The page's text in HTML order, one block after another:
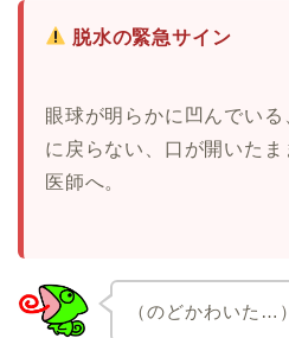
脱水の緊急サイン
眼球が明らかに凹んでい
に戻らない、口が開いた
医師へ。
（のどかわいた…）